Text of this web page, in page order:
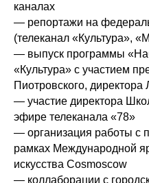
каналах
— репортажи на
(телеканал «Культура»,
— выпуск программы
«Культура» с участием
Пиотровского,
— участие директора
эфире телеканала «78»
— организация работы с
рамках Международной
искусства Cosmoscow
— коллаборации с